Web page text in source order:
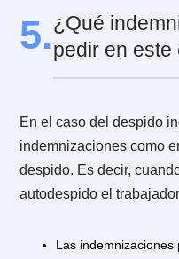
Si el monto de la
antes indicada, la
3.6. ¿Puede la
tomar alguna
mediador?
De acuerdo al